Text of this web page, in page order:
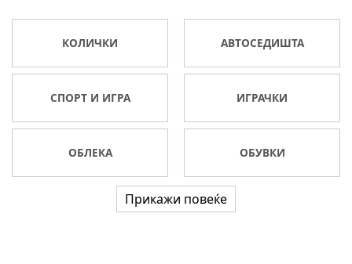
КОЛИЧКИ АВТОСЕДИШТА
СПОРТ И ИГРА ИГРАЧКИ
ОБЛЕКА ОБУВКИ
Прикажи повеќе